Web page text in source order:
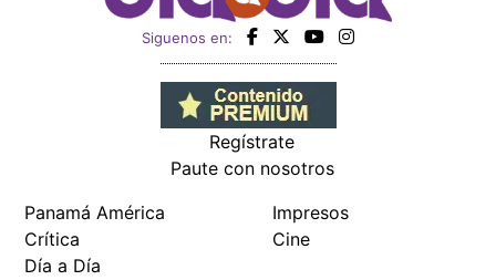
Siguenos en:
Regístrate
Paute con nosotros
Panamá América
Crítica
Día a Día
Impresos
Cine